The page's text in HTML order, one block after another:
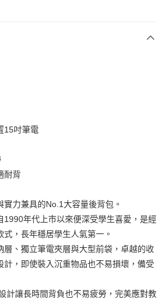
含以上)免運費
含以上)免運費
含以上)免運費
15吋筆電
耐背
力兼具的No.1大容量後背包。
1990年代上市以來便深受學生喜愛，是經
，長年穩居學生人氣第一。
層、獨立筆電夾層與大型前袋，卓越的收
計，即使裝入沉重物品也不易損壞，備受
計讓長時間背負也不易疲勞，完美應對教